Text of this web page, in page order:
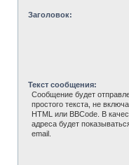
Заголовок:
Текст сообщения:
Сообщение будет
простого текста, не
HTML или BBCode. В
адреса будет
email.